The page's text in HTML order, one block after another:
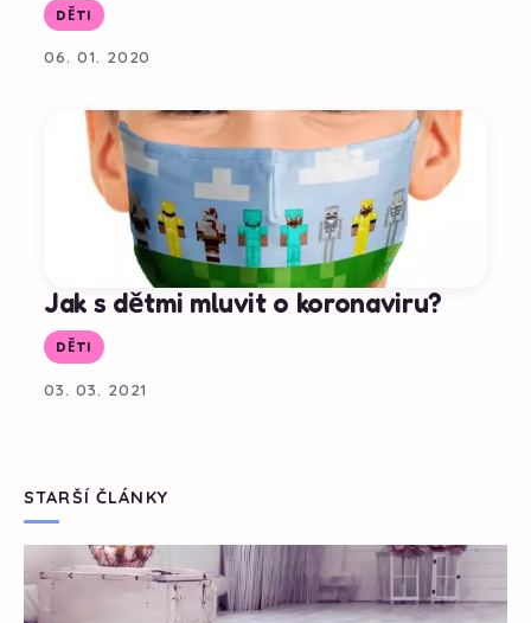
DĚTI
06. 01. 2020
Jak s dětmi mluvit o koronaviru?
DĚTI
03. 03. 2021
STARŠÍ ČLÁNKY